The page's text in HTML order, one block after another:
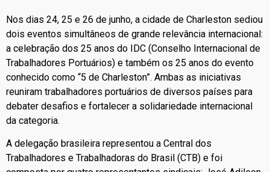
Nos dias 24, 25 e 26 de junho, a cidade de Charleston sediou
dois eventos simultâneos de grande relevância internacional:
a celebração dos 25 anos do IDC (Conselho Internacional de
Trabalhadores Portuários) e também os 25 anos do evento
conhecido como “5 de Charleston”. Ambas as iniciativas
reuniram trabalhadores portuários de diversos países para
debater desafios e fortalecer a solidariedade internacional
da categoria.
A delegação brasileira representou a Central dos
Trabalhadores e Trabalhadoras do Brasil (CTB) e foi